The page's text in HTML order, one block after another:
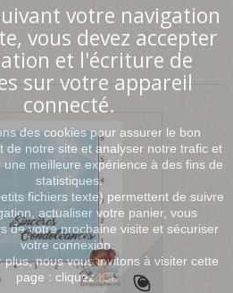
votre navigation
vous devez accepter
et l'écriture de
sur votre appareil
connecté.
des cookies pour assurer le bon
de notre site et analyser notre trafic et
une meilleure expérience à des fins de
statistiques.
fichiers texte) permettent de suivre
actualiser votre panier, vous
de votre prochaine visite et sécuriser
votre connexion.
plus, nous vous invitons à visiter cette
page : cliquezICI.